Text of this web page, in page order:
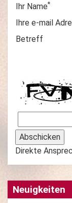
Ihr Name*
Ihre e-mail
Betreff
Direkte
Neuigkeiten